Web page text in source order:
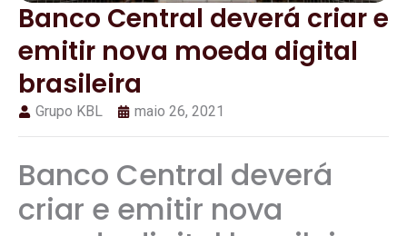
Banco Central deverá criar e
emitir nova moeda digital
brasileira
Grupo KBL maio 26, 2021
Banco Central deverá
criar e emitir nova